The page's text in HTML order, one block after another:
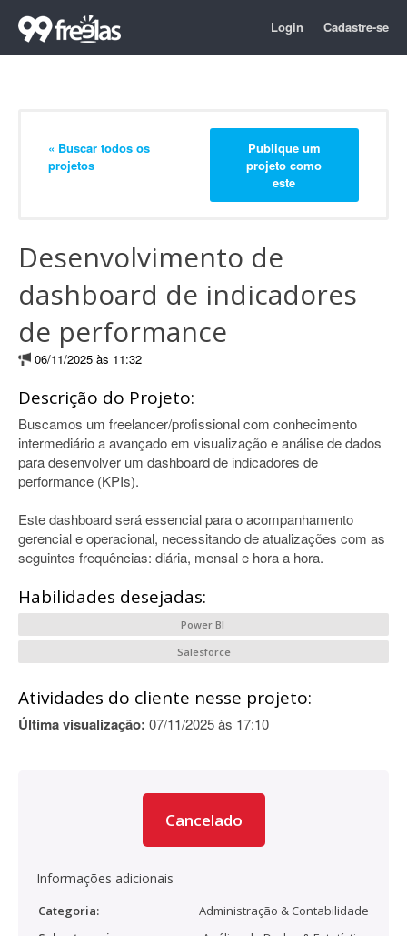
Login Cadastre-se
« Buscar todos os
projetos
Publique um
projeto como
este
Desenvolvimento de
dashboard de indicadores
de performance
06/11/2025 às 11:32
Descrição do Projeto:
Buscamos um freelancer/profissional com conhecimento
intermediário a avançado em visualização e análise de dados
para desenvolver um dashboard de indicadores de
performance (KPIs).
Este dashboard será essencial para o acompanhamento
gerencial e operacional, necessitando de atualizações com as
seguintes frequências: diária, mensal e hora a hora.
Habilidades desejadas:
Power BI
Salesforce
Atividades do cliente nesse projeto:
Última visualização: 07/11/2025 às 17:10
Cancelado
Informações adicionais
Categoria:
Administração & Contabilidade